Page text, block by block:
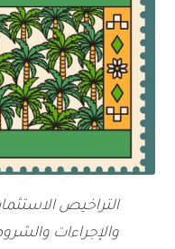
التراخيص
والإجراءات